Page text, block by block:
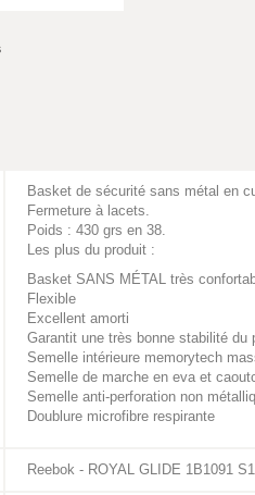
Basket de sécurité sans métal en
Fermeture à lacets.
Poids : 430 grs en 38.
Les plus du produit :
Basket SANS MÉTAL très
Flexible
Excellent amorti
Garantit une très bonne stabilité
Semelle intérieure memorytech
Semelle de marche en eva et
Semelle anti-perforation non
Doublure microfibre respirante
Reebok - ROYAL GLIDE 1B1091